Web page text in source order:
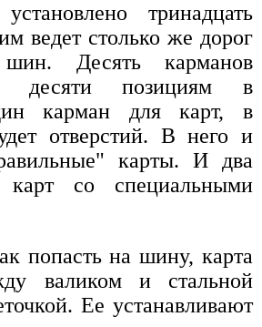
тринадцать
ведет столько же дорог
Десять карманов
десяти позициям в
карман для карт, в
отверстий. В него и
карты. И два
со специальными
попасть на шину, карта
валиком и стальной
Ее устанавливают